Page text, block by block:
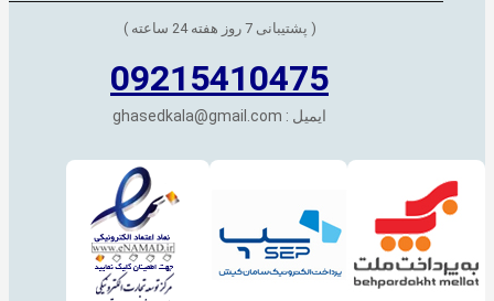
( پشتیبانی 7 روز هفته 24 ساعته )
09215410475
ایمیل : ghasedkala@gmail.com